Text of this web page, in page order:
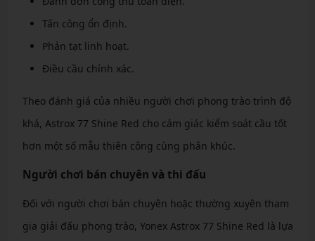
Tấn công ổn định.
Phản tạt linh hoạt.
Điều cầu chính xác.
Theo đánh giá của nhiều người chơi phong trào trình độ
khá, Astrox 77 Shine Red cho cảm giác kiểm soát cầu tốt
hơn một số mẫu thiên công cùng phân khúc.
Người chơi bán chuyên và thi đấu
Đối với người chơi bán chuyên hoặc thường xuyên tham
gia giải đấu phong trào, Yonex Astrox 77 Shine Red là lựa